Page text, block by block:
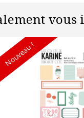
vous
Nouveau !